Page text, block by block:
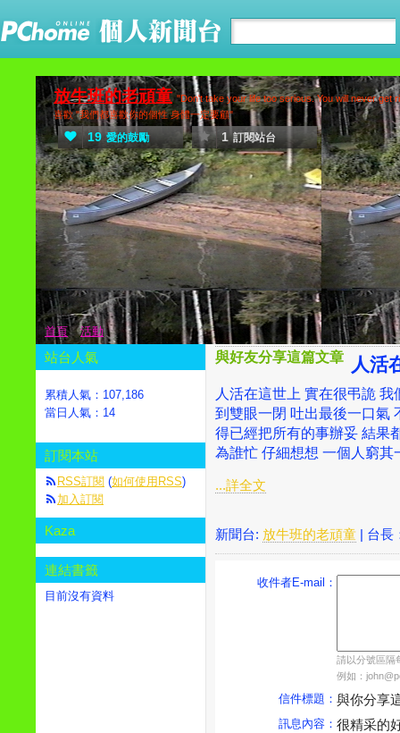
放牛班的老頑童 "Don't take your life too serious. You will never
喜歡 "我們都喜歡你的個性 身體一定要顧"
19 愛的鼓勵 1 訂閱站台
首頁 活動
與好友分享這篇文章 人活
人活在這世上 實在很弔詭
到雙眼一閉 吐出最後一口氣
得已經把所有的事辦妥 結果
為誰忙 仔細想想 一個人窮
...詳全文
新聞台: 放牛班的老頑童 | 台長
收件者E-mail：
請以分號區隔
例如：
信件標題： 與你分享
訊息內容： 很精采的
站台人氣
累積人氣： 107,186
當日人氣： 14
訂閱本站
RSS訂閱 (如何使用RSS)
加入訂閱
Kaza
連結書籤
目前沒有資料